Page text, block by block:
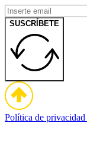
SUSCRÍBETE
Política de privacidad